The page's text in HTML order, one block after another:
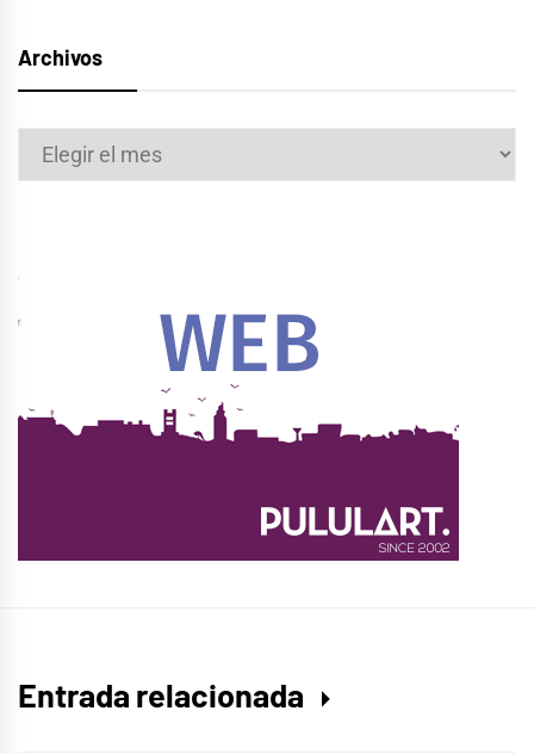
Archivos
Archivos
Entrada relacionada